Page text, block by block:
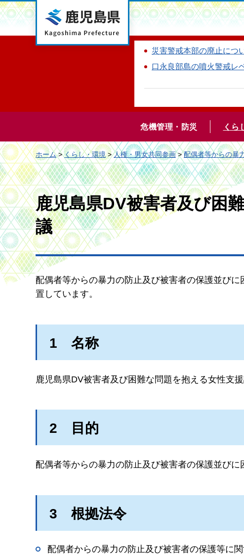
鹿児島県
災害警戒本部の廃止につ
口永良部島の噴火警戒レ
危機管理・防災 くら
ホーム>くらし・環境>人権・男女共同参画>配偶者等からの暴
鹿児島県DV被害者及び困
議
配偶者等からの暴力の防止及び被害者の保護並び
置しています。
1 名称
鹿児島県DV被害者及び困難な問題を抱える女性支
2 目的
配偶者等からの暴力の防止及び被害者の保護並びに
3 根拠法令
配偶者からの暴力の防止及び被害者の保護等に